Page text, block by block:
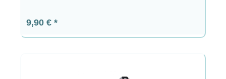
Prix régulier :
9,90 €